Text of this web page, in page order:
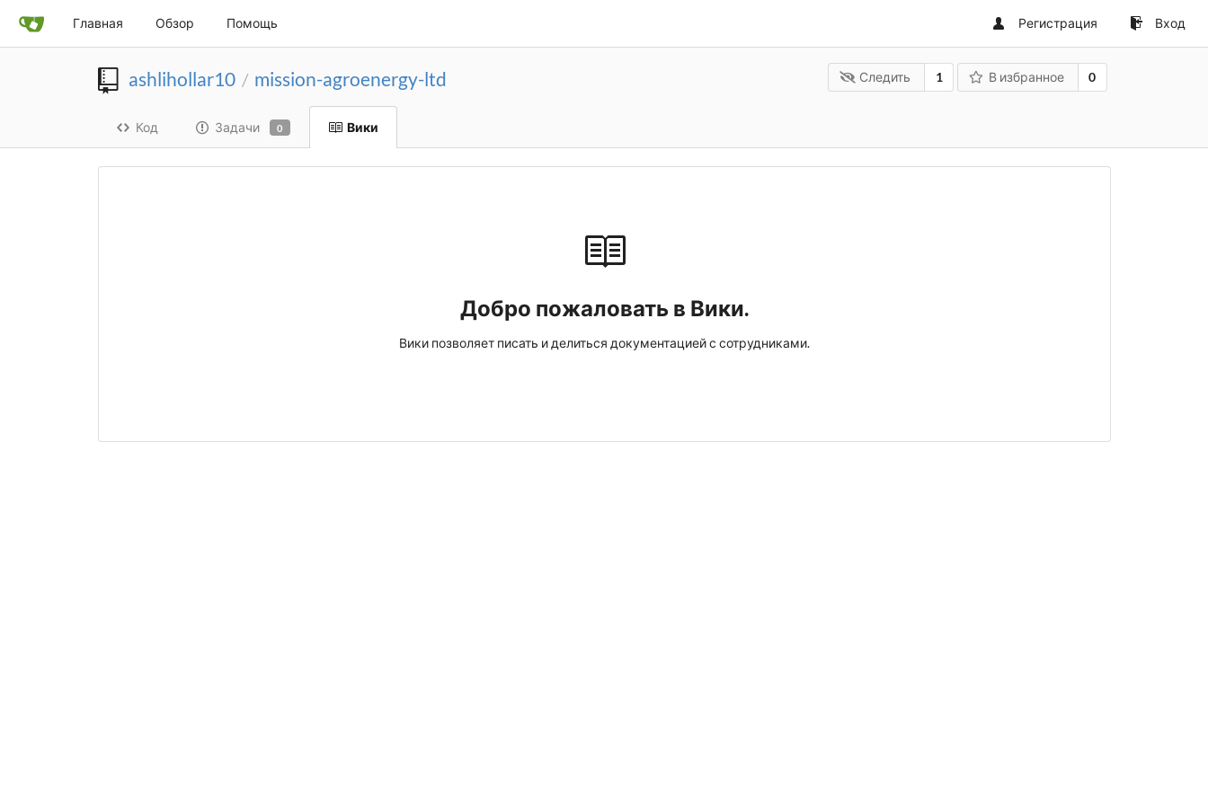
Главная Обзор Помощь Регистрация Вход
ashlihollar10 / mission-agroenergy-ltd Следить 1 В избранное 0
Код Задачи 0 Вики
Добро пожаловать в Вики.
Вики позволяет писать и делиться документацией с сотрудниками.